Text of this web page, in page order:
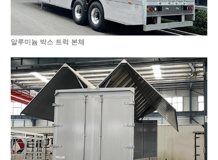
알루미늄 박스 트럭 본체